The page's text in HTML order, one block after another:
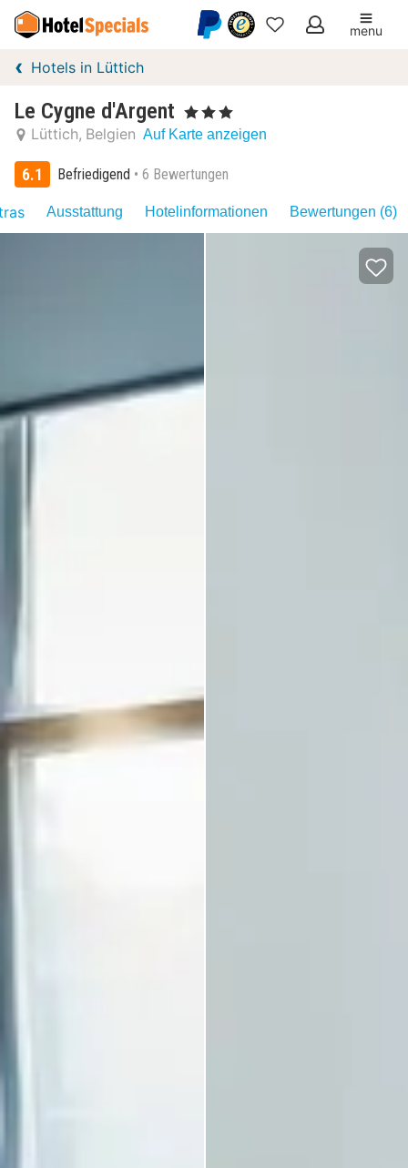
Meine
menu
Hotels in Lüttich
Le Cygne d'Argent , 3 Sterne
Lüttich Belgien Auf Karte anzeigen
6.1 Befriedigend 6 Bewertungen
Ausstattung Hotelinformationen Bewertungen (6)